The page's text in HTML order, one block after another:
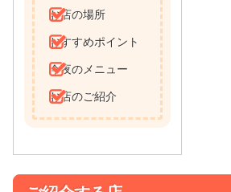
お店の場所
おすすめポイント
今夜のメニュー
お店のご紹介